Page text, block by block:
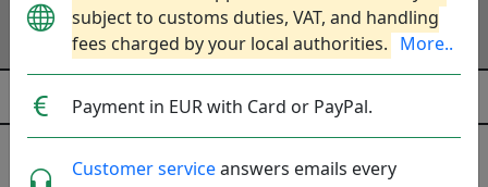
subject to customs duties, VAT, and handling
fees charged by your local authorities. More..
Payment in EUR with Card or PayPal.
Customer serviceanswers emails every